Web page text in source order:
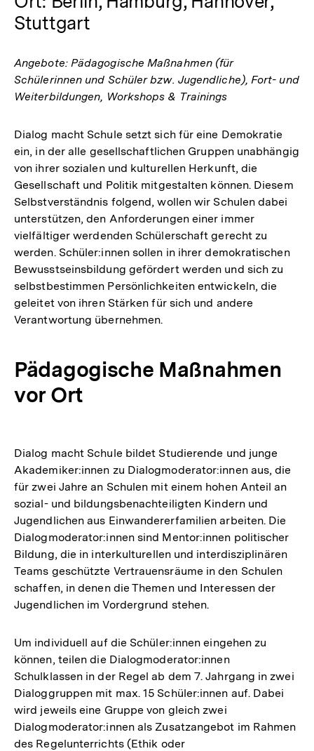
Stuttgart
Angebote: Pädagogische Maßnahmen (für
Schülerinnen und Schüler bzw. Jugendliche), Fort- und
Weiterbildungen, Workshops & Trainings
Dialog macht Schule setzt sich für eine Demokratie
ein, in der alle gesellschaftlichen Gruppen unabhängig
von ihrer sozialen und kulturellen Herkunft, die
Gesellschaft und Politik mitgestalten können. Diesem
Selbstverständnis folgend, wollen wir Schulen dabei
unterstützen, den Anforderungen einer immer
vielfältiger werdenden Schülerschaft gerecht zu
werden. Schüler:innen sollen in ihrer demokratischen
Bewusstseinsbildung gefördert werden und sich zu
selbstbestimmen Persönlichkeiten entwickeln, die
geleitet von ihren Stärken für sich und andere
Verantwortung übernehmen.
Pädagogische Maßnahmen
vor Ort
Dialog macht Schule bildet Studierende und junge
Akademiker:innen zu Dialogmoderator:innen aus, die
für zwei Jahre an Schulen mit einem hohen Anteil an
sozial- und bildungsbenachteiligten Kindern und
Jugendlichen aus Einwandererfamilien arbeiten. Die
Dialogmoderator:innen sind Mentor:innen politischer
Bildung, die in interkulturellen und interdisziplinären
Teams geschützte Vertrauensräume in den Schulen
schaffen, in denen die Themen und Interessen der
Jugendlichen im Vordergrund stehen.
Um individuell auf die Schüler:innen eingehen zu
können, teilen die Dialogmoderator:innen
Schulklassen in der Regel ab dem 7. Jahrgang in zwei
Dialoggruppen mit max. 15 Schüler:innen auf. Dabei
wird jeweils eine Gruppe von gleich zwei
Dialogmoderator:innen als Zusatzangebot im Rahmen
des Regelunterrichts (Ethik oder